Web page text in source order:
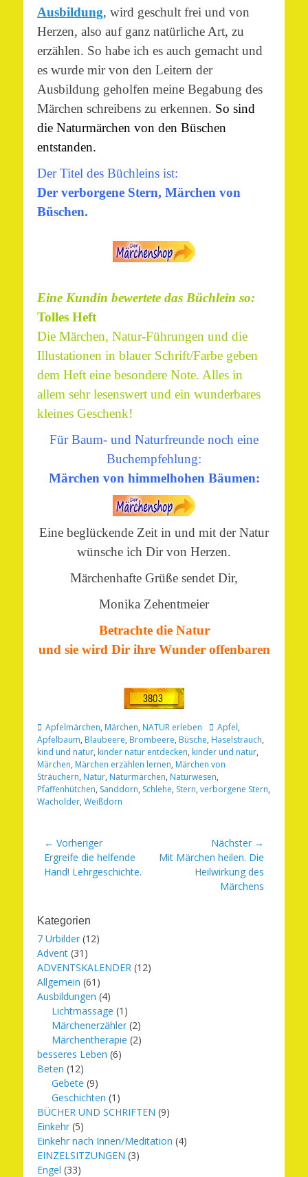
Ausbildung, wird geschult frei und von
Herzen, also auf ganz natürliche Art, zu
erzählen. So habe ich es auch gemacht und
es wurde mir von den Leitern der
Ausbildung geholfen meine Begabung des
Märchen schreibens zu erkennen. So sind
die Naturmärchen von den Büschen
entstanden.
Der Titel des Büchleins ist:
Der verborgene Stern, Märchen von
Büschen.
Eine Kundin bewertete das Büchlein so:
Tolles Heft
Die Märchen, Natur-Führungen und die
Illustationen in blauer Schrift/Farbe geben
dem Heft eine besondere Note. Alles in
allem sehr lesenswert und ein wunderbares
kleines Geschenk!
Für Baum- und Naturfreunde noch eine
Buchempfehlung:
Märchen von himmelhohen Bäumen:
Eine beglückende Zeit in und mit der Natur
wünsche ich Dir von Herzen.
Märchenhafte Grüße sendet Dir,
Monika Zehentmeier
Betrachte die Natur
und sie wird Dir ihre Wunder offenbaren
Kategorien
Apfelmärchen, Märchen, NATUR erleben Schlagworte
Apfel,
Apfelbaum, Blaubeere, Brombeere, Büsche, Haselstrauch,
kind und natur, kinder natur entdecken, kinder und natur,
Märchen, Märchen erzählen lernen, Märchen von
Sträuchern, Natur, Naturmärchen, Naturwesen,
Pfaffenhütchen, Sanddorn, Schlehe, Stern, verborgene Stern,
Wacholder, Weißdorn
Beitragsnavigation
← Vorheriger
Vorheriger
Beitrag:
Ergreife die helfende
Hand! Lehrgeschichte.
Nächster →
Nächster
Mit Märchen heilen. Die
Heilwirkung des
Märchens
Kategorien
7 Urbilder (12)
Advent (31)
ADVENTSKALENDER (12)
Allgemein (61)
Ausbildungen (4)
Lichtmassage (1)
Märchenerzähler (2)
Märchentherapie (2)
besseres Leben (6)
Beten (12)
Gebete (9)
Geschichten (1)
BÜCHER UND SCHRIFTEN (9)
Einkehr (5)
Einkehr nach Innen/Meditation (4)
EINZELSITZUNGEN (3)
Engel (33)